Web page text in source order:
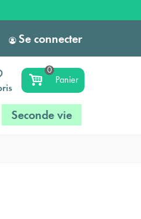
Se connecter
0
Panier
Seconde vie